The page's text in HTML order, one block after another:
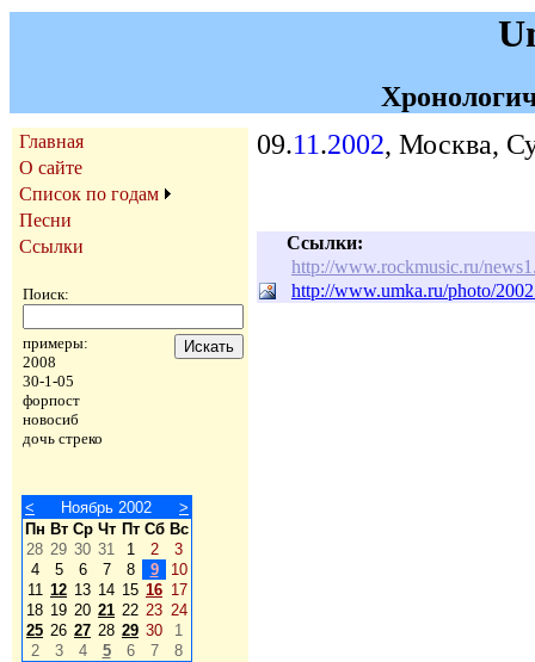
Главная
О сайте
Список по годам
Песни
Ссылки
Поиск:
примеры:
2008
30-1-05
форпост
новосиб
дочь стреко
< Ноябрь 2002
>
Пн Вт Ср Чт Пт Сб Вс
28 29 30 31 1 2
3
4
5 6 7 8 9
10
11 12 13 14 15 16 17
18 19 20 21 22 23 24
25 26 27 28 29 30
1
2
3 4 5 6 7 8
09.11.2002, Москва,
Ссылки:
http://www.rockmusic.ru/
http://www.umka.ru/photo/